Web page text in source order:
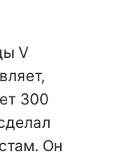
V
300
Он